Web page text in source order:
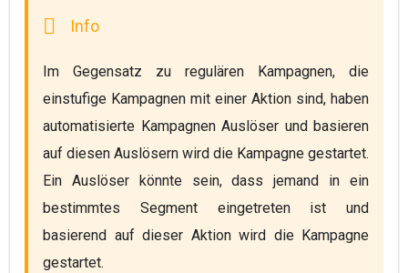
Im Gegensatz zu regulären Kampagnen, die
einstufige Kampagnen mit einer Aktion sind, haben
automatisierte Kampagnen Auslöser und basieren
auf diesen Auslösern wird die Kampagne gestartet.
Ein Auslöser könnte sein, dass jemand in ein
bestimmtes Segment eingetreten ist und
basierend auf dieser Aktion wird die Kampagne
gestartet.